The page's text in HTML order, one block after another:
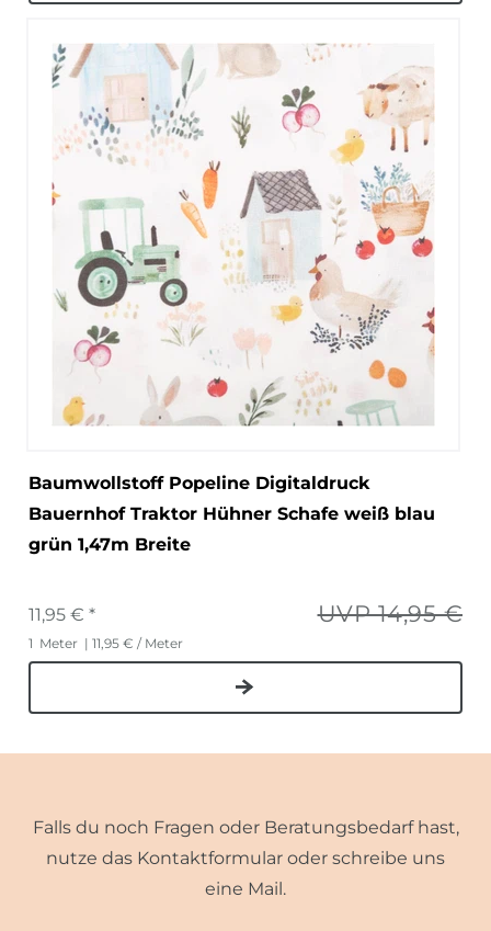
Baumwollstoff Popeline Digitaldruck
Bauernhof Traktor Hühner Schafe weiß blau
grün 1,47m Breite
UVP 14,95 €
11,95 € *
1 Meter | 11,95 € / Meter
Falls du noch Fragen oder Beratungsbedarf hast,
nutze das Kontaktformular oder schreibe uns
eine Mail.